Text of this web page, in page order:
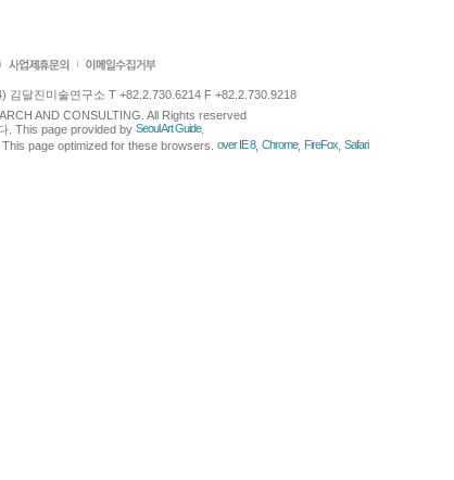
김달진미술연구소 T +82.2.730.6214 F +82.2.730.9218
AND CONSULTING. All Rights reserved
. This page provided by Seoul Art Guide.
page optimized for these browsers. over IE 8, Chrome, FireFox Safari